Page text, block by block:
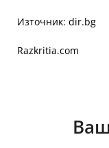
Източник: dir.bg
Razkritia.com